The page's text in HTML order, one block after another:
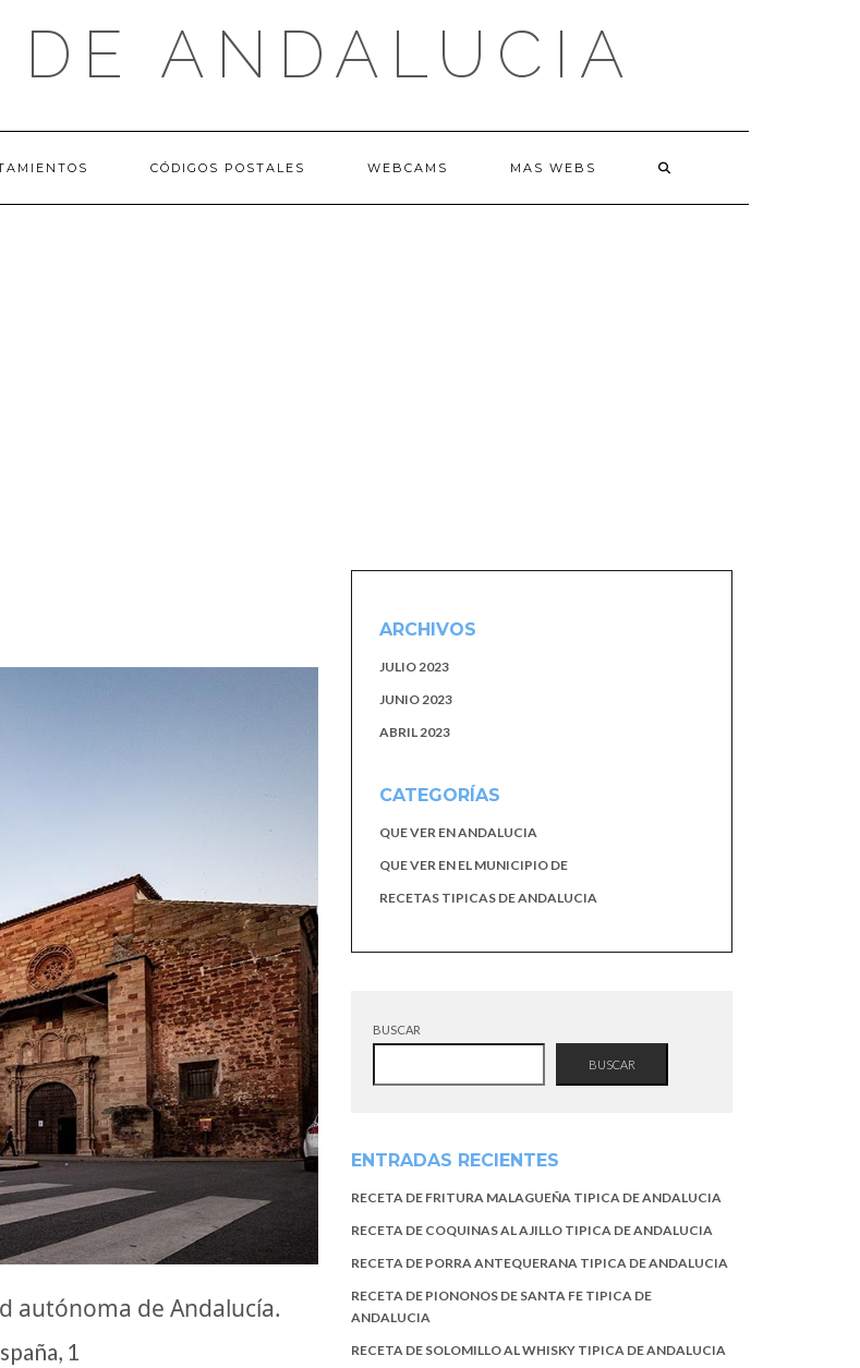
DE ANDALUCIA
CÓDIGOS POSTALES WEBCAMS MAS WEBS
autónoma de Andalucía.
1
ARCHIVOS
JULIO 2023
JUNIO 2023
ABRIL 2023
CATEGORÍAS
QUE VER EN ANDALUCIA
QUE VER EN EL MUNICIPIO DE
RECETAS TIPICAS DE ANDALUCIA
BUSCAR
BUSCAR
ENTRADAS RECIENTES
RECETA DE FRITURA MALAGUEÑA TIPICA DE ANDALUCIA
RECETA DE COQUINAS AL AJILLO TIPICA DE ANDALUCIA
RECETA DE PORRA ANTEQUERANA TIPICA DE ANDALUCIA
RECETA DE PIONONOS DE SANTA FE TIPICA DE
ANDALUCIA
RECETA DE SOLOMILLO AL WHISKY TIPICA DE ANDALUCIA